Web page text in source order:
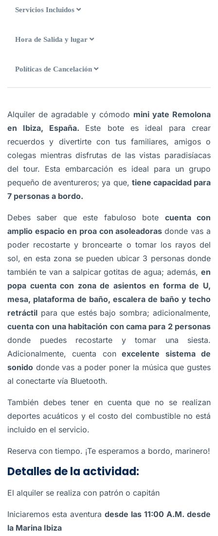
Servicios Incluidos
Hora de Salida y lugar
Políticas de Cancelación
Alquiler de agradable y cómodo mini yate Remolona
en Ibiza, España. Este bote es ideal para crear
recuerdos y divertirte con tus familiares, amigos o
colegas mientras disfrutas de las vistas paradisíacas
del tour. Esta embarcación es ideal para un grupo
pequeño de aventureros; ya que, tiene capacidad para
7 personas a bordo.
Debes saber que este fabuloso bote cuenta con
amplio espacio en proa con asoleadorasdonde vas a
poder recostarte y broncearte o tomar los rayos del
sol, en esta zona se pueden ubicar 3 personas donde
también te van a salpicar gotitas de agua; además, en
popa cuenta con zona de asientos en forma de U,
mesa, plataforma de baño, escalera de baño y techo
retráctil para que estés bajo sombra; adicionalmente,
cuenta con una habitación con cama para 2 personas
donde puedes recostarte y tomar una siesta.
Adicionalmente, cuenta conexcelente sistema de
sonido donde vas a poder poner la música que gustes
al conectarte vía Bluetooth.
También debes tener en cuenta que no se realizan
deportes acuáticos y el costo del combustible no está
incluido en el servicio.
Reserva con tiempo. ¡Te esperamos a bordo, marinero!
Detalles de la actividad:
El alquiler se realiza con patrón o capitán
Iniciaremos esta aventura desde las 11:00 A.M. desde
la Marina Ibiza